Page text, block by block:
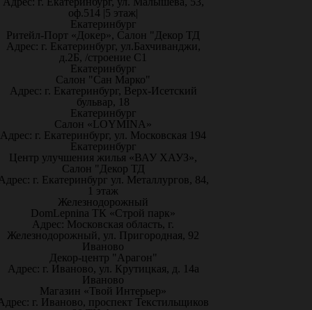
оф.514 |5 этаж|
Екатеринбург
Ритейл-Порт «Докер», Салон "Декор ТД
Адрес: г. Екатеринбург, ул.Бахчиванджи,
д.2Б, /строение С1
Екатеринбург
Салон "Сан Марко"
Адрес: г. Екатеринбург, Верх-Исетский
бульвар, 18
Екатеринбург
Салон «LOYMINA»
Адрес: г. Екатеринбург, ул. Московская 194
Екатеринбург
Центр улучшения жилья «ВАУ ХАУЗ»,
Салон "Декор ТД
г. Екатеринбург ул. Металлургов, 84,
1 этаж
Железнодорожный
DomLepnina ТК «Строй парк»
Адрес: Московская область, г.
Железнодорожный, ул. Пригородная, 92
Иваново
Декор-центр "Арагон"
Адрес: г. Иваново, ул. Крутицкая, д. 14а
Иваново
Магазин «Твой Интерьер»
г. Иваново, проспект Текстильщиков